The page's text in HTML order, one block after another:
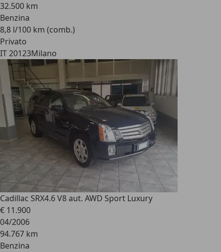
32.500 km
Benzina
8,8 l/100 km (comb.)
Privato
IT 20123Milano
Cadillac SRX4.6 V8 aut. AWD Sport Luxury
€ 11.900
04/2006
94.767 km
Benzina